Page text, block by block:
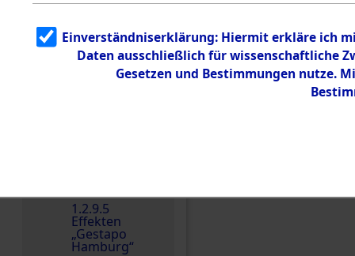
1.2.9.3
Effekten aus
dem KZ
Neuengamm
1.2.9.5
Effekten
„Gestapo
Hamburg“
Einen Kommentar
Einverständniserklärung: Hiermit erkläre ich
Daten ausschließlich für wissenschaftliche
Gesetzen und Bestimmungen nutze.